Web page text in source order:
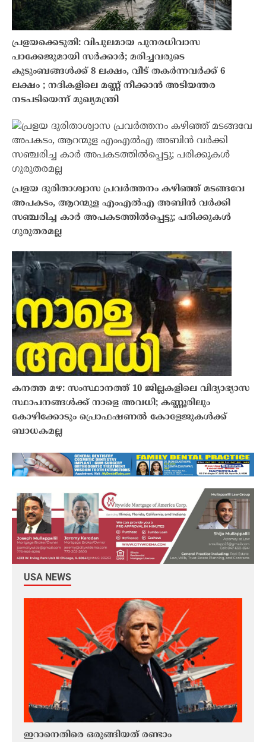
പ്രളയക്കെടുതി: വിപുലമായ പുനരധിവാസ
പാക്കേജുമായി സർക്കാർ; മരിച്ചവരുടെ
കുടുംബങ്ങൾക്ക് 8 ലക്ഷം, വീട് തകർന്നവർക്ക് 6
ലക്ഷം ; നദികളിലെ മണ്ണ് നീക്കാൻ അടിയന്തര
നടപടിയെന്ന് മുഖ്യമന്ത്രി
പ്രളയ ദുരിതാശ്വാസ പ്രവർത്തനം കഴിഞ്ഞ് മടങ്ങവേ
അപകടം, ആറന്മുള എംഎൽഎ അബിൻ വർക്കി
സഞ്ചരിച്ച കാർ അപകടത്തിൽപ്പെട്ടു; പരിക്കുകൾ
ഗുരുതരമല്ല
കനത്ത മഴ: സംസ്ഥാനത്ത് 10 ജില്ലകളിലെ വിദ്യാഭ്യാസ
സ്ഥാപനങ്ങൾക്ക് നാളെ അവധി; കണ്ണൂരിലും
കോഴിക്കോടും പ്രൊഫഷണൽ കോളേജുകൾക്ക്
ബാധകമല്ല
USA NEWS
ഇറാനെതിരെ ഒരുങ്ങിയത് രണ്ടാം